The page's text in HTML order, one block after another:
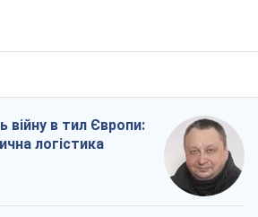
війну в тил Європи:
логістика